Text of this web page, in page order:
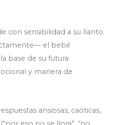
con sensibilidad a su llanto
el bebé
la base de su futura
y manera de
ansiosas, caóticas,